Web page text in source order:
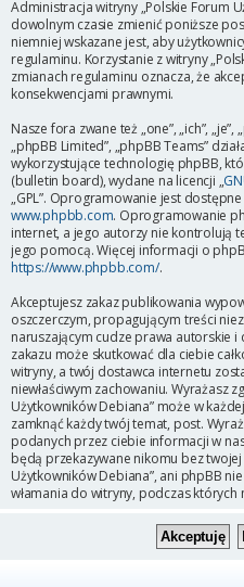
Administracja witryny „Polskie Forum
dowolnym czasie zmienić poniższe
niemniej wskazane jest, aby
regulaminu. Korzystanie z witryny
zmianach regulaminu oznacza, że
konsekwencjami prawnymi.
Nasze fora zwane też „one”, „ich”,
„phpBB Limited”, „phpBB Teams”
wykorzystujące technologię phpBB,
(bulletin board), wydane na licencji „
„GPL”. Oprogramowanie jest
www.phpbb.com. Oprogramowanie
internet, a jego autorzy nie kontrolują
jego pomocą. Więcej informacji o
https://www.phpbb.com/.
Akceptujesz zakaz publikowania
oszczerczym, propagującym treści
naruszającym cudze prawa autorskie
zakazu może skutkować dla ciebie
witryny, a twój dostawca internetu
niewłaściwym zachowaniu. Wyrażasz
Użytkowników Debiana” może w
zamknąć każdy twój temat, post.
podanych przez ciebie informacji w
będą przekazywane nikomu bez
Użytkowników Debiana”, ani phpBB
włamania do witryny, podczas